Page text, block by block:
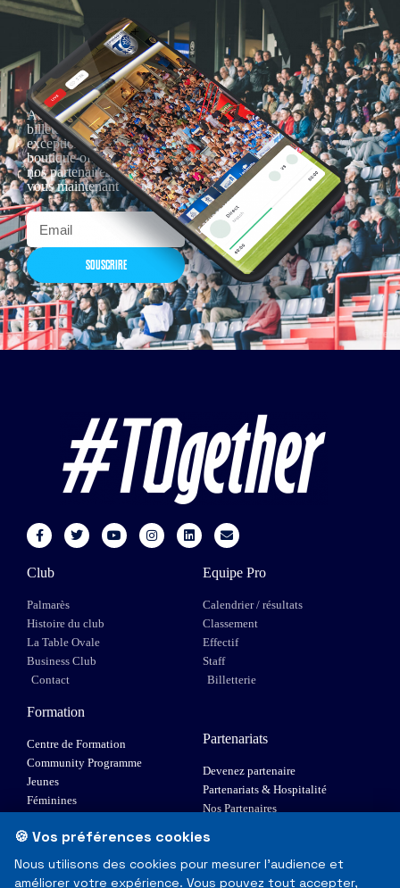
Actualités, nouveautés,
billetterie, remises
exceptionnelles dans la
boutique officielles & chez
nos partenaires… Inscrivez-
vous maintenant
SOUSCRIRE
Club
Palmarès
Histoire du club
La Table Ovale
Business Club
Contact
Equipe Pro
Calendrier / résultats
Classement
Effectif
Staff
Billetterie
Formation
Centre de Formation
Community Programme
Jeunes
Féminines
Elite 1
Partenariats
Devenez partenaire
Partenariats & Hospitalité
Nos Partenaires
🍪 Vos préférences cookies
Nous utilisons des cookies pour mesurer l'audience et
améliorer votre expérience. Vous pouvez tout accepter,